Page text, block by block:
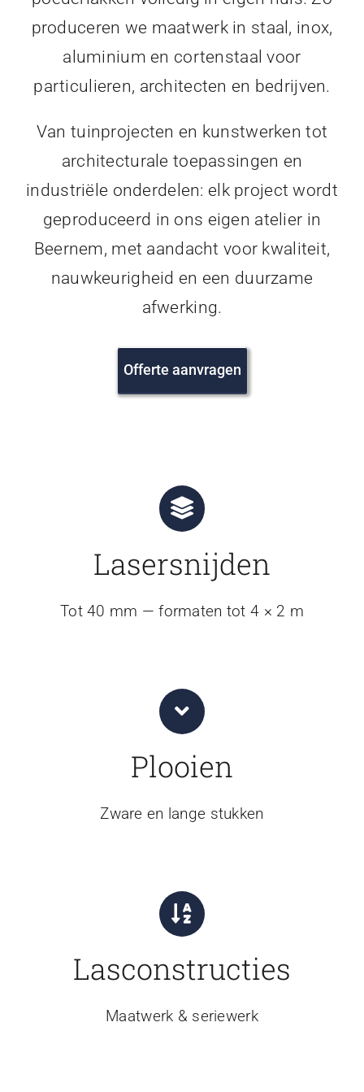
produceren we maatwerk in staal, inox,
aluminium en cortenstaal voor
particulieren, architecten en bedrijven.
Van tuinprojecten en kunstwerken tot
architecturale toepassingen en
industriële onderdelen: elk project wordt
geproduceerd in ons eigen atelier in
Beernem, met aandacht voor kwaliteit,
nauwkeurigheid en een duurzame
afwerking.
Offerte aanvragen
Lasersnijden
Tot 40 mm — formaten tot 4 × 2 m
Plooien
Zware en lange stukken
Lasconstructies
Maatwerk & seriewerk